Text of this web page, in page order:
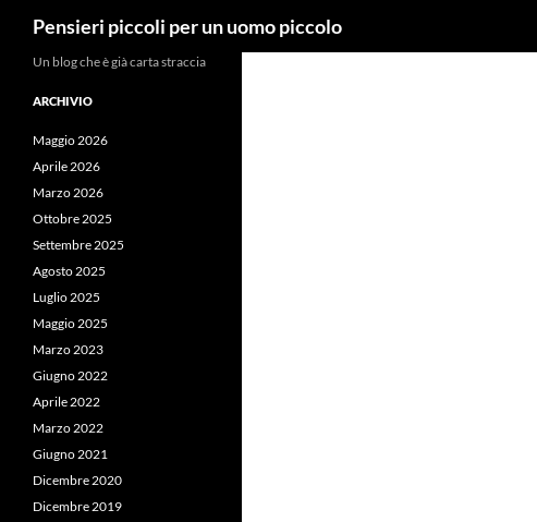
Pensieri piccoli per un uomo piccolo
Un blog che è già carta straccia
ARCHIVIO
Maggio 2026
Aprile 2026
Marzo 2026
Ottobre 2025
Settembre 2025
Agosto 2025
Luglio 2025
Maggio 2025
Marzo 2023
Giugno 2022
Aprile 2022
Marzo 2022
Giugno 2021
Dicembre 2020
Dicembre 2019